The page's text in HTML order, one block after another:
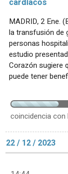
cardíacos
MADRID, 2 Ene.
la transfusión de
personas
estudio
Corazón sugiere
puede tener
coincidencia con
22 / 12 / 2023